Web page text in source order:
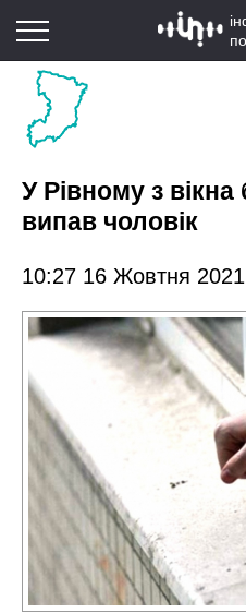
У Рівному з вікна
випав чоловік
10:27 16 Жовтня 2021